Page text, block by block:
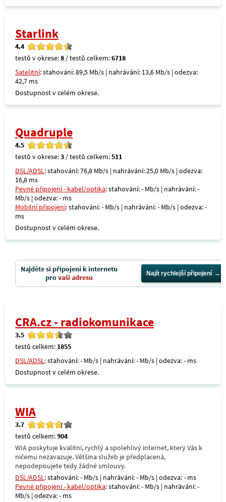
Starlink
4.4
testů v okrese:8 / testů celkem:6718
Satelitní: stahování: 89,5 Mb/s | nahrávání: 13,6 Mb/s | odezva:
42,7 ms
Dostupnost v celém okrese.
Quadruple
4.5
testů v okrese:3 / testů celkem:511
DSL/ADSL: stahování: 76,8 Mb/s | nahrávání: 25,0 Mb/s | odezva:
16,8 ms
Pevné připojení - kabel/optika: stahování: - Mb/s | nahrávání: -
Mb/s | odezva: - ms
Mobilní připojení: stahování: - Mb/s | nahrávání: - Mb/s | odezva: -
ms
Dostupnost v celém okrese.
Najděte si připojení k internetu
provaši adresu Najít rychlejší připojení
CRA.cz - radiokomunikace
3.5
testů celkem: 1855
DSL/ADSL: stahování: - Mb/s | nahrávání: - Mb/s | odezva: - ms
Dostupnost v celém okrese.
WIA
3.7
testů celkem:904
WIA poskytuje kvalitní, rychlý a spolehlivý internet, který Vás k
ničemu nezavazuje. Většina služeb je předplacená,
nepodepisujete tedy žádné smlouvy.
DSL/ADSL: stahování: - Mb/s | nahrávání: - Mb/s | odezva: - ms
Pevné připojení - kabel/optika: stahování: - Mb/s | nahrávání: -
Mb/s | odezva: - ms